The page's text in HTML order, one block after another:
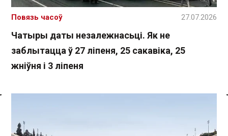
Чатыры даты незалежнасьці. Як не
заблытацца ў 27 ліпеня, 25 сакавіка, 25
жніўня і 3 ліпеня
Повязь часоў 27.07.2026